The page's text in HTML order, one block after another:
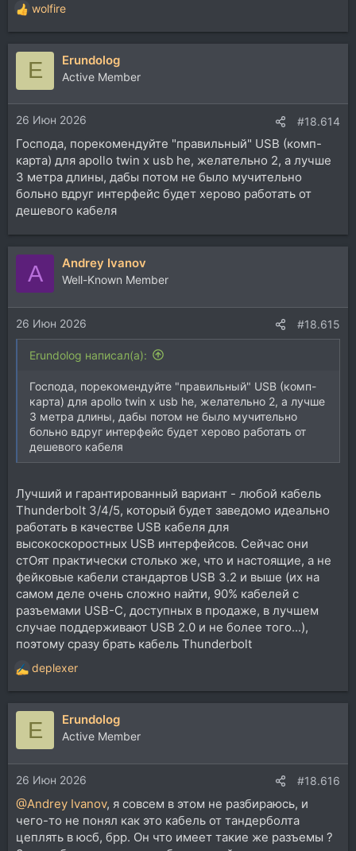
Р
е
а
и
и
:
wolfire
E Erundolog
Active Member
26 Июн 2026 #18.614
Господа, порекомендуйте "правильный" USB (комп-
карта) для apollo twin x usb he, желательно 2, а лучше
3 метра длины, дабы потом не было мучительно
больно вдруг интерфейс будет херово работать от
дешевого кабеля
A Andrey Ivanov
Well-Known Member
26 Июн 2026 #18.615
Erundolog написал(а):
Господа, порекомендуйте "правильный" USB (комп-
карта) для apollo twin x usb he, желательно 2, а лучше
3 метра длины, дабы потом не было мучительно
больно вдруг интерфейс будет херово работать от
дешевого кабеля
Лучший и гарантированный вариант - любой кабель
Thunderbolt 3/4/5, который будет заведомо идеально
работать в качестве USB кабеля для
высокоскоростных USB интерфейсов. Сейчас они
стОят практически столько же, что и настоящие, а не
фейковые кабели стандартов USB 3.2 и выше (их на
самом деле очень сложно найти, 90% кабелей с
разъемами USB-C, доступных в продаже, в лучшем
случае поддерживают USB 2.0 и не более того...),
поэтому сразу брать кабель Thunderbolt
Р
е
а
и
и
:
deplexer
E Erundolog
Active Member
26 Июн 2026 #18.616
@Andrey Ivanov, я совсем в этом не разбираюсь, и
чего-то не понял как это кабель от тандерболта
цеплять в юсб, брр. Он что имеет такие же разъемы ?